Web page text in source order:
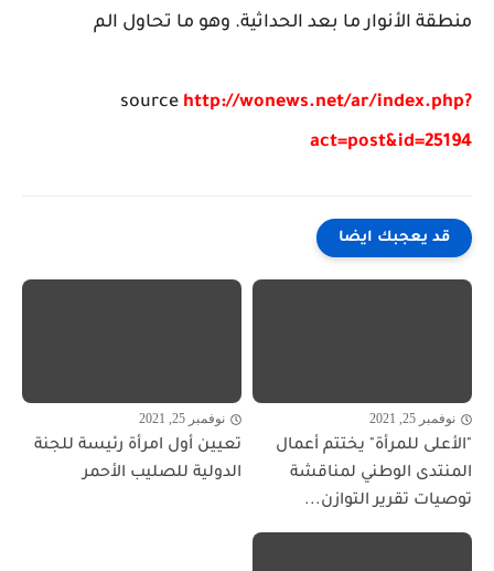
منطقة الأنوار ما بعد الحداثية. وهو ما تحاول الم
source http://wonews.net/ar/index.php?
act=post&id=25194
قد يعجبك ايضا
نوفمبر 25, 2021
"الأعلى للمرأة" يختتم أعمال
المنتدى الوطني لمناقشة
توصيات تقرير التوازن...
نوفمبر 25, 2021
تعيين أول امرأة رئيسة للجنة
الدولية للصليب الأحمر